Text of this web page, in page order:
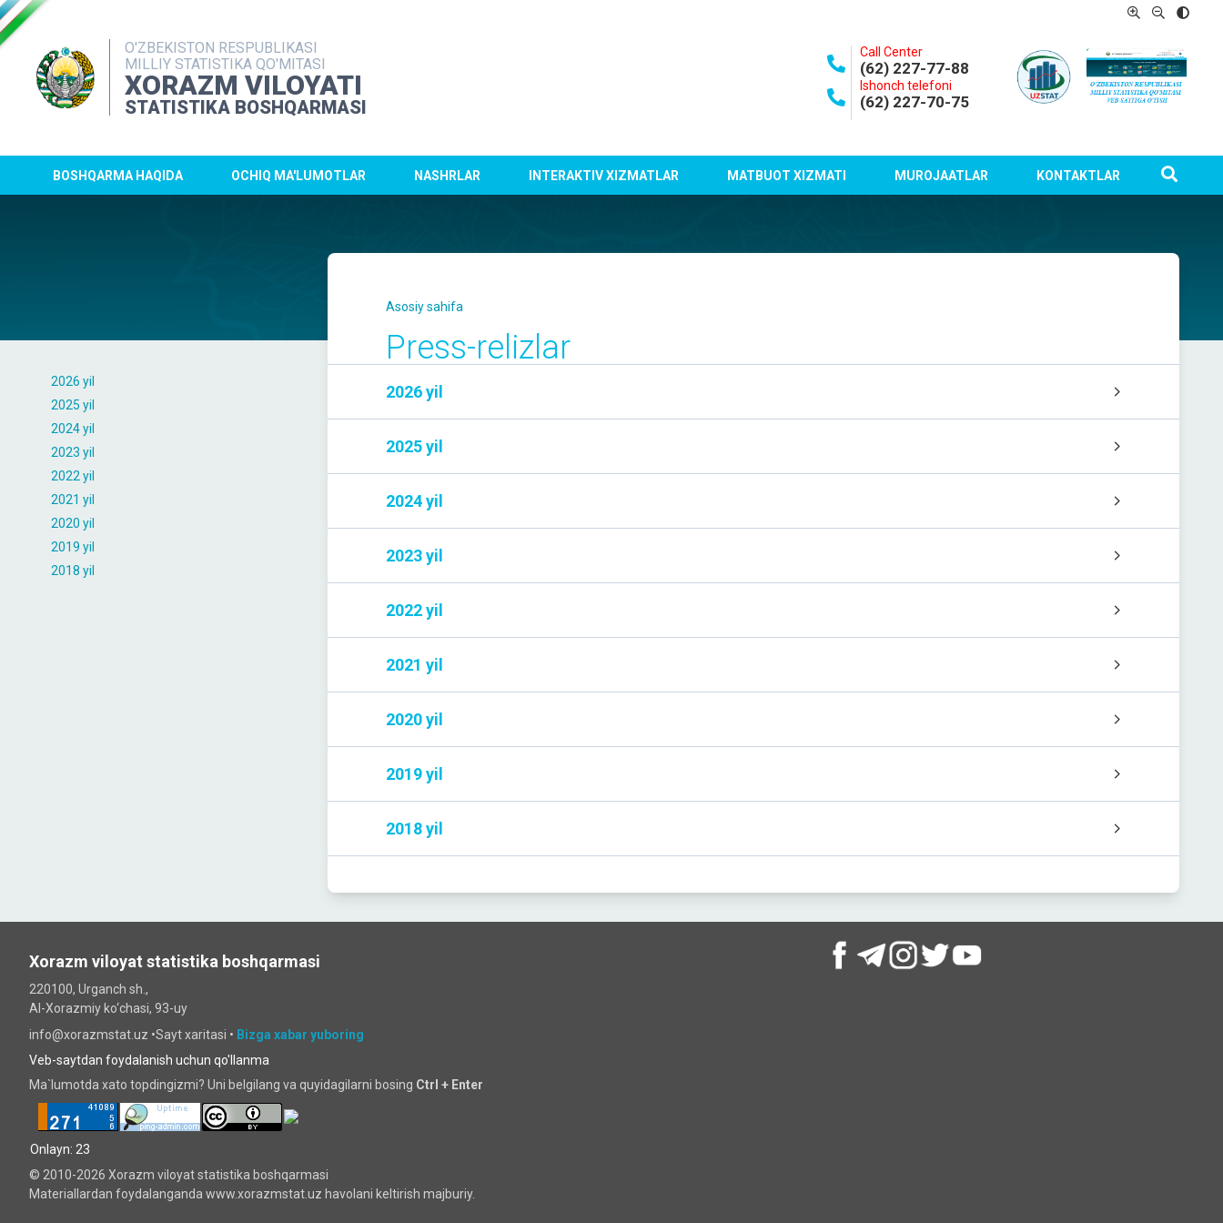
O'ZBEKISTON RESPUBLIKASI
MILLIY STATISTIKA QO'MITASI
XORAZM VILOYATI
STATISTIKA BOSHQARMASI
Call Center
(62) 227-77-88
Ishonch telefoni
(62) 227-70-75
BOSHQARMA HAQIDA OCHIQ MA'LUMOTLAR NASHRLAR INTERAKTIV XIZMATLAR MATBUOT XIZMATI MUROJAATLAR KONTAKTLAR
2026 yil
2025 yil
2024 yil
2023 yil
2022 yil
2021 yil
2020 yil
2019 yil
2018 yil
Asosiy sahifa
Press-relizlar
2026 yil
2025 yil
2024 yil
2023 yil
2022 yil
2021 yil
2020 yil
2019 yil
2018 yil
Xorazm viloyat statistika boshqarmasi
220100, Urganch sh.,
Al-Xorazmiy ko‘chаsi, 93-uy
info@xorazmstat.uz •Sayt xaritasi • Bizga xabar yuboring
Veb-saytdan foydalanish uchun qo'llanma
Ma`lumotda xato topdingizmi? Uni belgilang va quyidagilarni bosing Ctrl + Enter
Onlayn: 23
© 2010-2026 Xorazm viloyat statistika boshqarmasi
Materiallardan foydalanganda www.xorazmstat.uz havolani keltirish majburiy.